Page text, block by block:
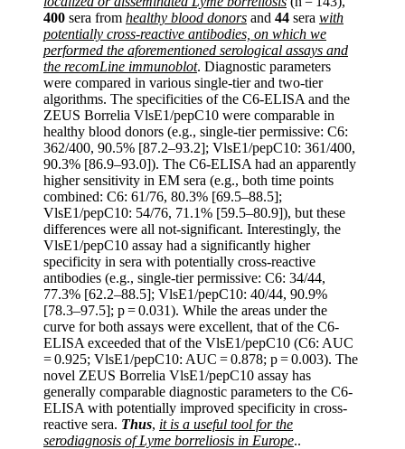
400 sera from healthy blood donors and 44 sera with
potentially cross-reactive antibodies, on which we
performed the aforementioned serological assays and
the recomLine immunoblot. Diagnostic parameters
were compared in various single-tier and two-tier
algorithms. The specificities of the C6-ELISA and the
ZEUS Borrelia VlsE1/pepC10 were comparable in
healthy blood donors (e.g., single-tier permissive: C6:
362/400, 90.5% [87.2–93.2]; VlsE1/pepC10: 361/400,
90.3% [86.9–93.0]). The C6-ELISA had an apparently
higher sensitivity in EM sera (e.g., both time points
combined: C6: 61/76, 80.3% [69.5–88.5];
VlsE1/pepC10: 54/76, 71.1% [59.5–80.9]), but these
differences were all not-significant. Interestingly, the
VlsE1/pepC10 assay had a significantly higher
specificity in sera with potentially cross-reactive
antibodies (e.g., single-tier permissive: C6: 34/44,
77.3% [62.2–88.5]; VlsE1/pepC10: 40/44, 90.9%
[78.3–97.5]; p = 0.031). While the areas under the
curve for both assays were excellent, that of the C6-
ELISA exceeded that of the VlsE1/pepC10 (C6: AUC
= 0.925; VlsE1/pepC10: AUC = 0.878; p = 0.003). The
novel ZEUS Borrelia VlsE1/pepC10 assay has
generally comparable diagnostic parameters to the C6-
ELISA with potentially improved specificity in cross-
reactive sera. Thus, it is a useful tool for the
serodiagnosis of Lyme borreliosis in Europe..